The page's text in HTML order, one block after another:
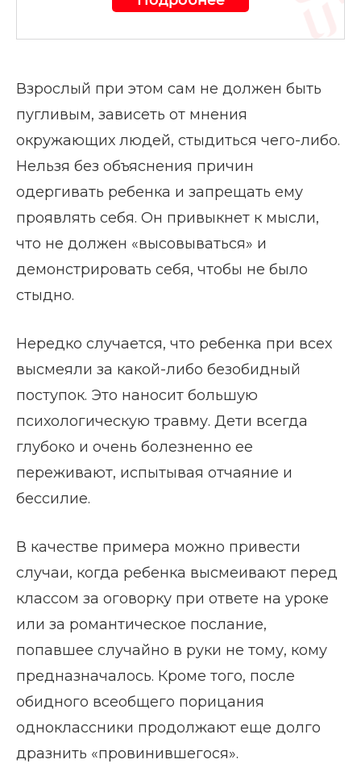
Взрослый при этом сам не должен быть
пугливым, зависеть от мнения
окружающих людей, стыдиться чего-либо.
Нельзя без объяснения причин
одергивать ребенка и запрещать ему
проявлять себя. Он привыкнет к мысли,
что не должен «высовываться» и
демонстрировать себя, чтобы не было
стыдно.
Нередко случается, что ребенка при всех
высмеяли за какой-либо безобидный
поступок. Это наносит большую
психологическую травму. Дети всегда
глубоко и очень болезненно ее
переживают, испытывая отчаяние и
бессилие.
В качестве примера можно привести
случаи, когда ребенка высмеивают перед
классом за оговорку при ответе на уроке
или за романтическое послание,
попавшее случайно в руки не тому, кому
предназначалось. Кроме того, после
обидного всеобщего порицания
одноклассники продолжают еще долго
дразнить «провинившегося».